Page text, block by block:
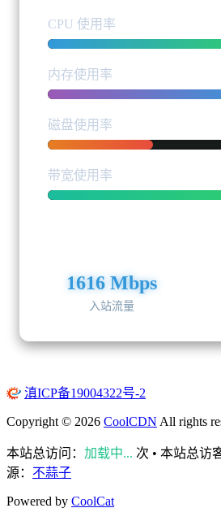
CPU 使用率
内存使用率
磁盘使用率
带宽使用率
1616 Mbps
入站流量
滇ICP备19004322号-2
Copyright © 2026 CoolCDN All rights
本站总访问： 加载中... 次 • 本站总访
源： 不蒜子
Powered by CoolCat